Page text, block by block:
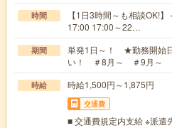
時間
【1日3時間～も相談OK!
17:00 17:00～22…
期間
単発1日～！ ★勤務開始
い！ ＃8月～ ＃9月～
時給 時給1,500円～1,875円
交通費
■ 交通費規定内支給 ※派遣